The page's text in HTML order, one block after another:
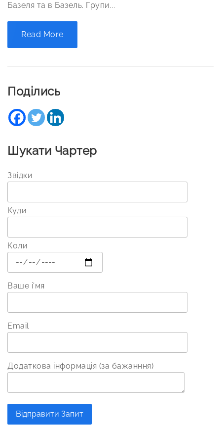
Базеля та в Базель. Групи...
Read More
Поділись
Шукати Чартер
Звідки
Куди
Коли
Ваше і'мя
Email
Додаткова інформація (за бажанння)